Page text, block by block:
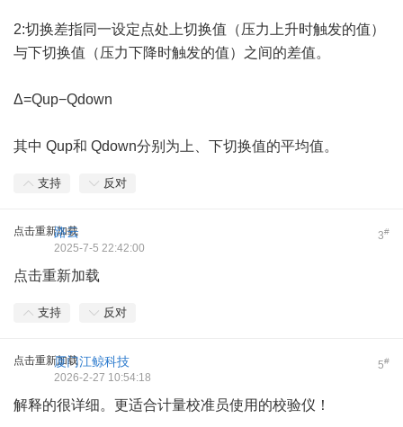
2:切换差指同一设定点处上切换值（压力上升时触发的值）
与下切换值（压力下降时触发的值）之间的差值。
Δ=Qup​−Qdown​
其中 Qup和 Qdown分别为上、下切换值的平均值。
支持 反对
点击重新加载 3#
路云
2025-7-5 22:42:00
点击重新加载
支持 反对
点击重新加载 5#
厦门江鲸科技
2026-2-27 10:54:18
解释的很详细。更适合计量校准员使用的校验仪！